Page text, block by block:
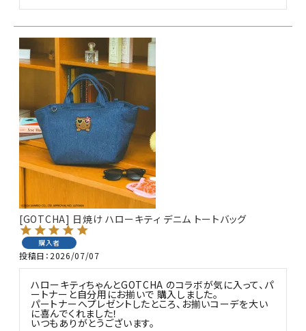
[GOTCHA] 日焼け ハローキティ デニム トートバッグ
購入者
投稿日 2026/07/07
ハローキティちゃんとGOTCHA のコラボが気に入って、パ
ートナーと自分用にお揃いで 購入しました。
パートナーへプレゼントしたところ、お揃いコーデを大い
に喜んでくれました！
いつもありがとうございます。